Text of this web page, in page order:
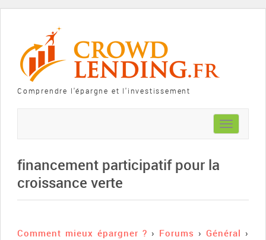
Comprendre l'épargne et l'investissement
Toggle
navigation
financement participatif pour la
croissance verte
Comment mieux épargner ? › Forums › Général ›